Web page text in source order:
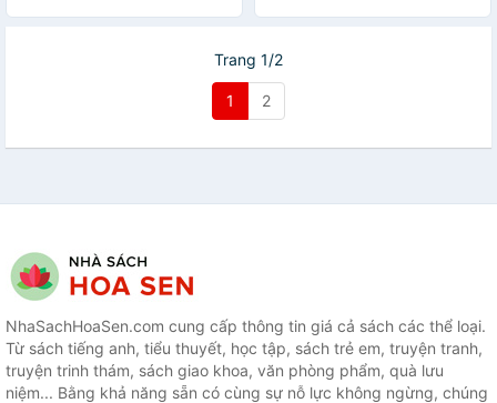
Trang 1/2
1 2
NhaSachHoaSen.com cung cấp thông tin giá cả sách các thể loại.
Từ sách tiếng anh, tiểu thuyết, học tập, sách trẻ em, truyện tranh,
truyện trinh thám, sách giao khoa, văn phòng phẩm, quà lưu
niệm... Bằng khả năng sẵn có cùng sự nỗ lực không ngừng, chúng